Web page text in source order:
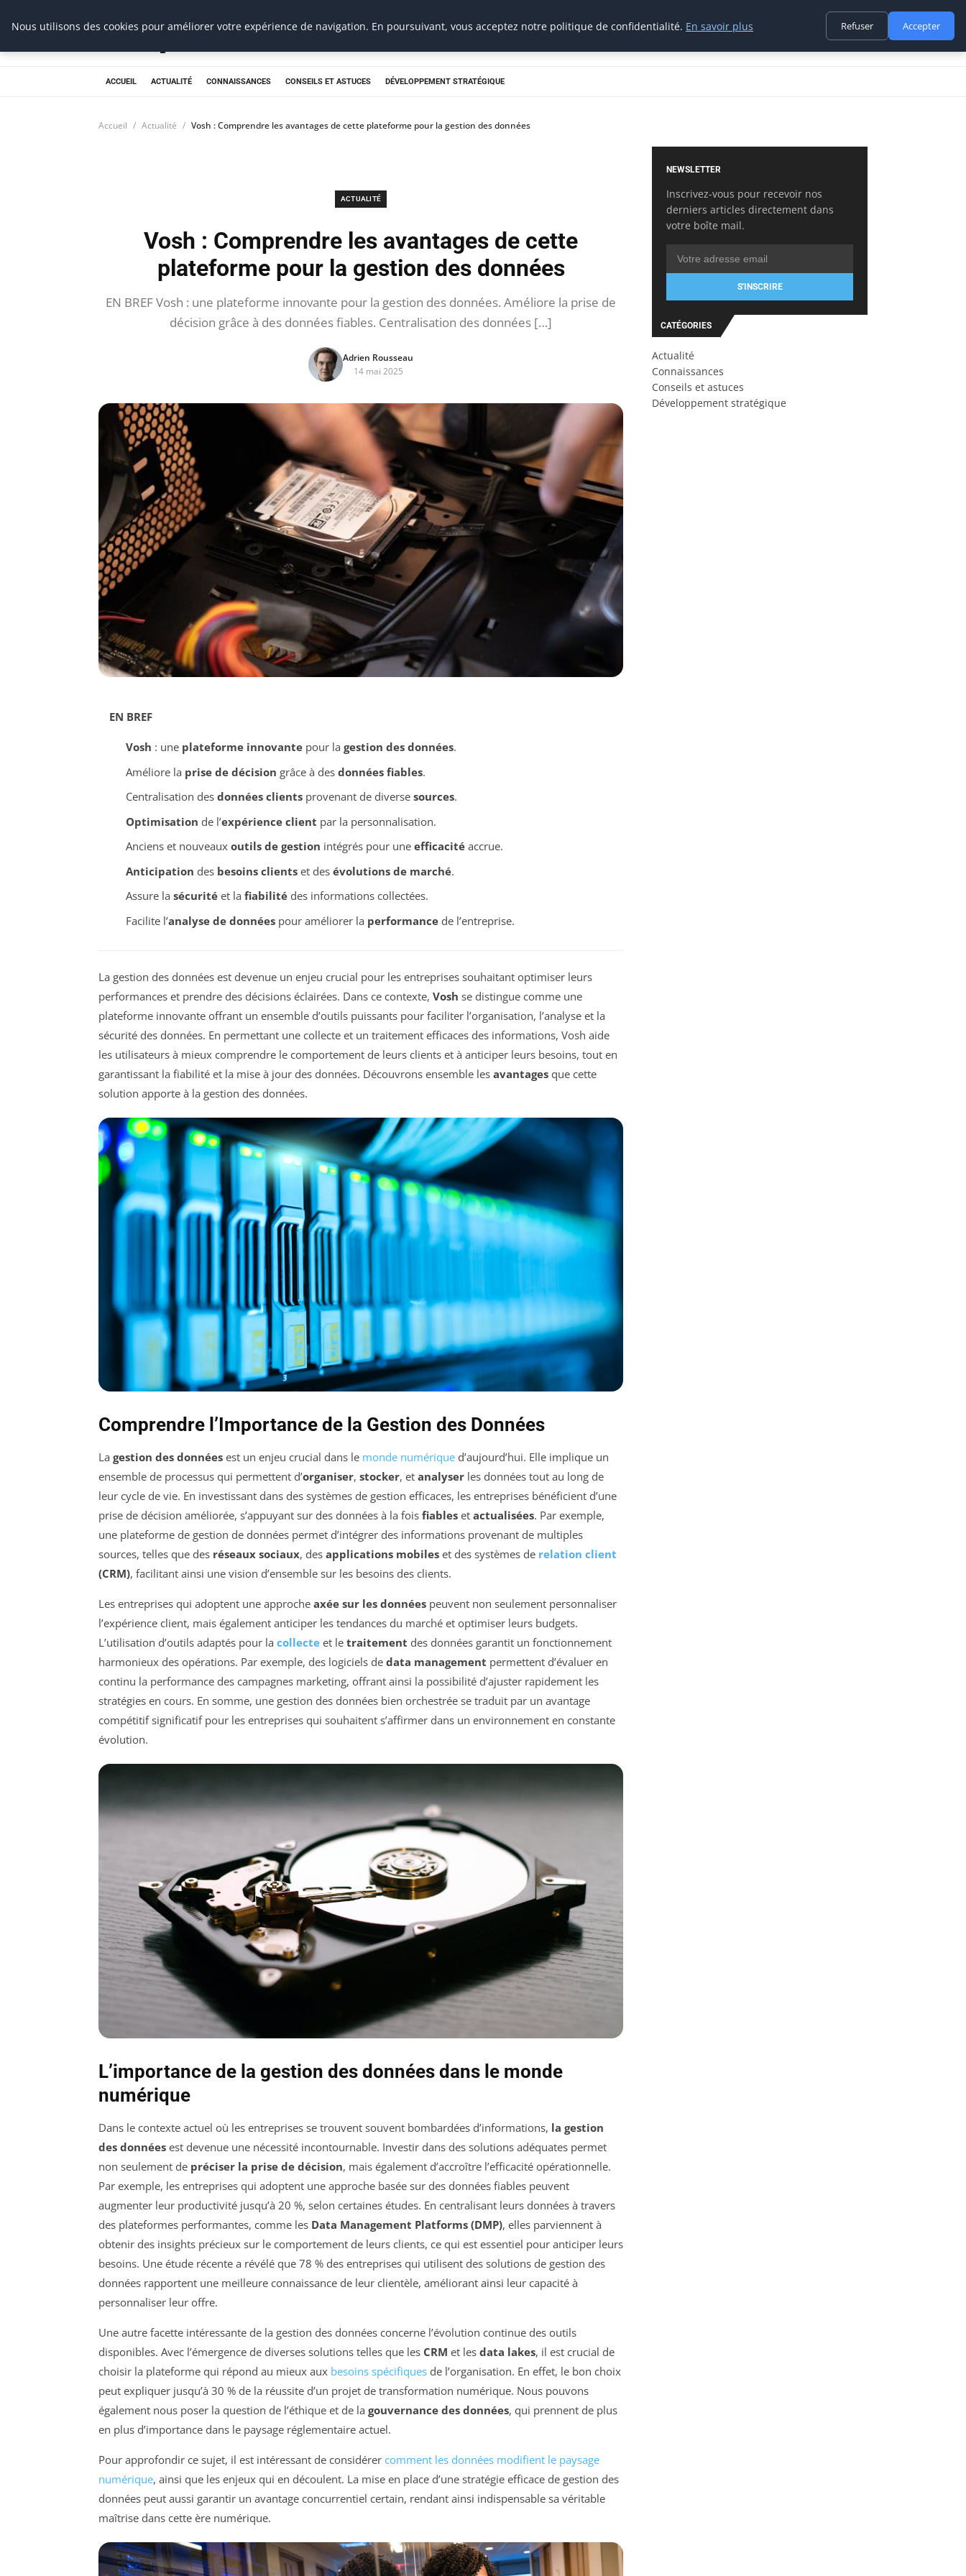
Prospection Pro
ACCUEIL ACTUALITÉ CONNAISSANCES CONSEILS ET ASTUCES DÉVELOPPEMENT STRATÉGIQUE
Accueil Actualité Vosh : Comprendre les avantages de cette plateforme pour la gestion des données
ACTUALITÉ
Vosh : Comprendre les avantages de cette
plateforme pour la gestion des données
EN BREF Vosh : une plateforme innovante pour la gestion des données. Améliore la prise de
décision grâce à des données fiables. Centralisation des données […]
Adrien Rousseau
14 mai 2025
EN BREF
Vosh : une plateforme innovantepour la gestion des données.
Améliore la prise de décision grâce à des données fiables.
Centralisation des données clientsprovenant de diverse sources.
Optimisation de l’expérience client par la personnalisation.
Anciens et nouveaux outils de gestion intégrés pour une efficacitéaccrue.
Anticipation des besoins clientset des évolutions de marché.
Assure la sécuritéet la fiabilitédes informations collectées.
Facilite l’analyse de donnéespour améliorer la performancede l’entreprise.
La gestion des données est devenue un enjeu crucial pour les entreprises souhaitant optimiser leurs
performances et prendre des décisions éclairées. Dans ce contexte, Vosh se distingue comme une
plateforme innovante offrant un ensemble d’outils puissants pour faciliter l’organisation, l’analyse et la
sécurité des données. En permettant une collecte et un traitement efficaces des informations, Vosh aide
les utilisateurs à mieux comprendre le comportement de leurs clients et à anticiper leurs besoins, tout en
garantissant la fiabilité et la mise à jour des données. Découvrons ensemble les avantages que cette
solution apporte à la gestion des données.
Comprendre l’Importance de la Gestion des Données
La gestion des données est un enjeu crucial dans le monde numérique d’aujourd’hui. Elle implique un
ensemble de processus qui permettent d’organiser, stocker, et analyser les données tout au long de
leur cycle de vie. En investissant dans des systèmes de gestion efficaces, les entreprises bénéficient d’une
prise de décision améliorée, s’appuyant sur des données à la fois fiables et actualisées. Par exemple,
une plateforme de gestion de données permet d’intégrer des informations provenant de multiples
sources, telles que des réseaux sociaux, des applications mobiles et des systèmes de relation client
(CRM), facilitant ainsi une vision d’ensemble sur les besoins des clients.
Les entreprises qui adoptent une approche axée sur les données peuvent non seulement personnaliser
l’expérience client, mais également anticiper les tendances du marché et optimiser leurs budgets.
L’utilisation d’outils adaptés pour la collecte et le traitement des données garantit un fonctionnement
harmonieux des opérations. Par exemple, des logiciels de data management permettent d’évaluer en
continu la performance des campagnes marketing, offrant ainsi la possibilité d’ajuster rapidement les
stratégies en cours. En somme, une gestion des données bien orchestrée se traduit par un avantage
compétitif significatif pour les entreprises qui souhaitent s’affirmer dans un environnement en constante
évolution.
L’importance de la gestion des données dans le monde
numérique
Dans le contexte actuel où les entreprises se trouvent souvent bombardées d’informations, la gestion
des données est devenue une nécessité incontournable. Investir dans des solutions adéquates permet
non seulement de préciser la prise de décision, mais également d’accroître l’efficacité opérationnelle.
Par exemple, les entreprises qui adoptent une approche basée sur des données fiables peuvent
augmenter leur productivité jusqu’à 20 %, selon certaines études. En centralisant leurs données à travers
des plateformes performantes, comme les Data Management Platforms (DMP), elles parviennent à
obtenir des insights précieux sur le comportement de leurs clients, ce qui est essentiel pour anticiper leurs
besoins. Une étude récente a révélé que 78 % des entreprises qui utilisent des solutions de gestion des
données rapportent une meilleure connaissance de leur clientèle, améliorant ainsi leur capacité à
personnaliser leur offre.
Une autre facette intéressante de la gestion des données concerne l’évolution continue des outils
disponibles. Avec l’émergence de diverses solutions telles que les CRM et les data lakes, il est crucial de
choisir la plateforme qui répond au mieux aux besoins spécifiques de l’organisation. En effet, le bon choix
peut expliquer jusqu’à 30 % de la réussite d’un projet de transformation numérique. Nous pouvons
également nous poser la question de l’éthique et de la gouvernance des données, qui prennent de plus
en plus d’importance dans le paysage réglementaire actuel.
Pour approfondir ce sujet, il est intéressant de considérer comment les données modifient le paysage
numérique, ainsi que les enjeux qui en découlent. La mise en place d’une stratégie efficace de gestion des
données peut aussi garantir un avantage concurrentiel certain, rendant ainsi indispensable sa véritable
maîtrise dans cette ère numérique.
NEWSLETTER
Inscrivez-vous pour recevoir nos
derniers articles directement dans
votre boîte mail.
S'INSCRIRE
CATÉGORIES
Actualité
Connaissances
Conseils et astuces
Développement stratégique
Nous utilisons des cookies pour améliorer votre expérience de navigation. En poursuivant, vous acceptez notre politique de confidentialité. En savoir plus Refuser Accepter